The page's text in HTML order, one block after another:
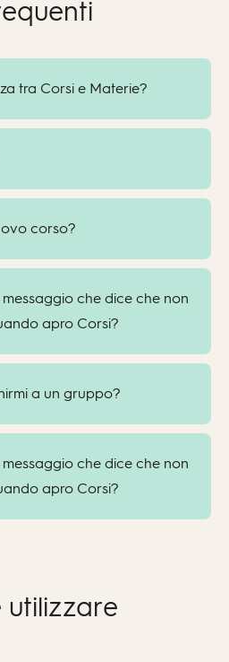
tra Corsi e Materie?
corso?
che dice che non
apro Corsi?
a un gruppo?
che dice che non
apro Corsi?